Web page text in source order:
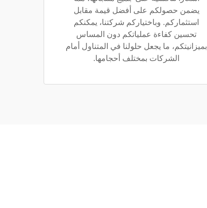
يضمن حصولكم على أفضل قيمة مقابل
استثماركم. وباختياركم شركتنا، يمكنكم
تحسين كفاءة عملياتكم دون المساس
بميزانيتكم، ما يجعل حلولنا في المتناول أمام
الشركات بمختلف أحجامها.